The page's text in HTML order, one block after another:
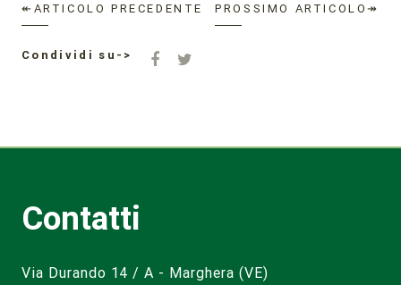
↞ARTICOLO PRECEDENTE PROSSIMO ARTICOLO↠
Condividi su->
Contatti
Via Durando 14 / A - Marghera (VE)